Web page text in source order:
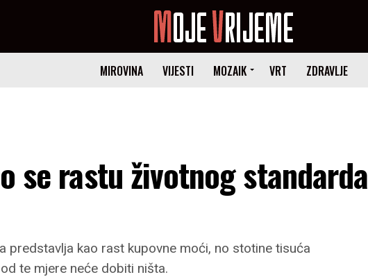
MIROVINA VIJESTI MOZAIK VRT ZDRAVLJE
se rastu životnog standarda
predstavlja kao rast kupovne moći, no stotine tisuća
te mjere neće dobiti ništa.